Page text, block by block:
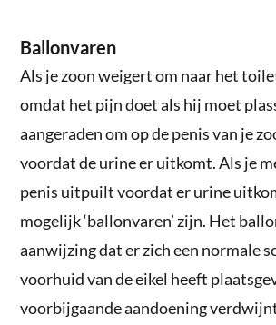
Ballonvaren
Als je zoon weigert om naar het
omdat het pijn doet als hij moet
aangeraden om op de penis van je
voordat de urine er uitkomt. Als je
penis uitpuilt voordat er urine
mogelijk ‘ballonvaren’ zijn. Het
aanwijzing dat er zich een normale
voorhuid van de eikel heeft
voorbijgaande aandoening